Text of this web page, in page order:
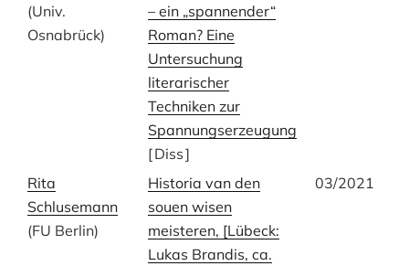
(Univ.
Osnabrück)
– ein „spannender“
Roman? Eine
Untersuchung
literarischer
Techniken zur
Spannungserzeugung
[Diss]
Rita
Schlusemann
(FU Berlin)
Historia van den
souen wisen
meisteren, [Lübeck:
Lukas Brandis, ca.
03/2021